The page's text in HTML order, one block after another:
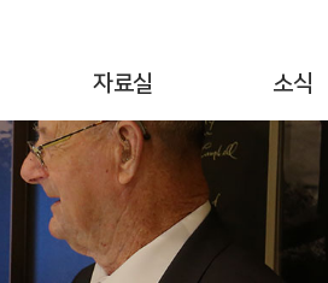
자료실
이용안내
소장자료검색
발간도서
소식
기념관 소식
공지사항
이벤트